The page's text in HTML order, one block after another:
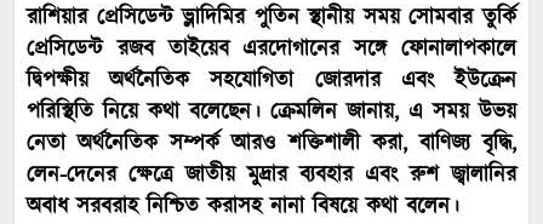
রাশিয়ার প্রেসিডেন্ট ভ্লাদিমির পুতিন স্থানীয় সময় সোমবার তুর্কি
প্রেসিডেন্ট রজব তাইয়েব এরদোগানের সঙ্গে ফোনালাপকালে
দ্বিপক্ষীয় অর্থনৈতিক সহযোগিতা জোরদার এবং ইউক্রেন
পরিস্থিতি নিয়ে কথা বলেছেন। ক্রেমলিন জানায়, এ সময় উভয়
নেতা অর্থনৈতিক সম্পর্ক আরও শক্তিশালী করা, বাণিজ্য বৃদ্ধি,
লেন-দেনের ক্ষেত্রে জাতীয় মুদ্রার ব্যবহার এবং রুশ জ্বালানির
অবাধ সরবরাহ নিশ্চিত করাসহ নানা বিষয়ে কথা বলেন।